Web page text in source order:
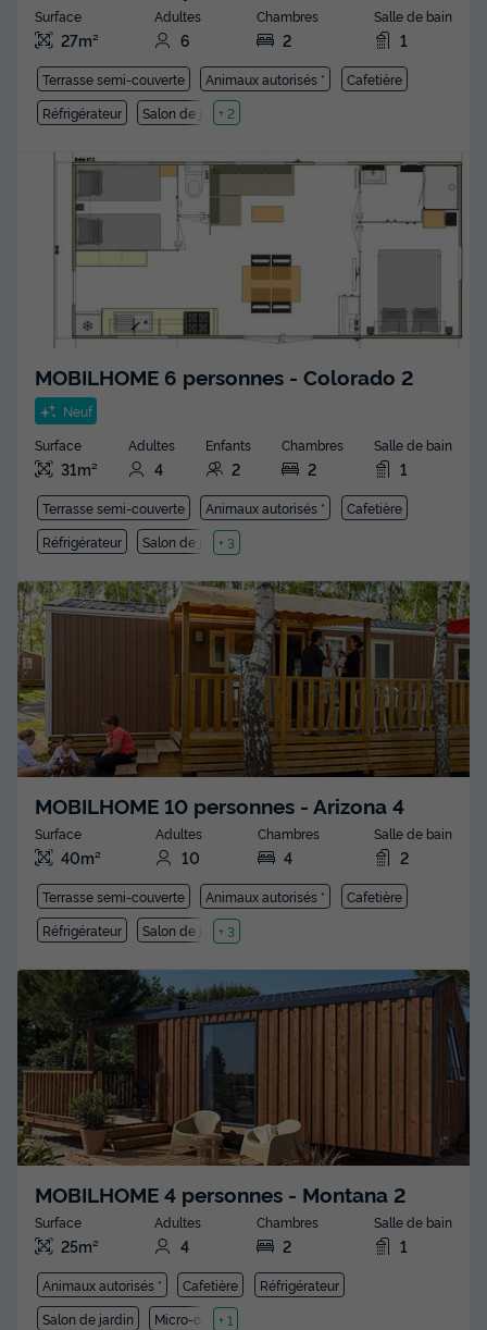
Surface
27m²
Adultes
6
Chambres
2
Salle de bain
1
Terrasse semi-couverte Animaux autorisés *
Cafetière
Réfrigérateur
Salon de jardin
+ 2
MOBILHOME 6 personnes - Colorado 2
Neuf
Surface
31m²
Adultes
4
Enfants
2
Chambres
2
Salle de bain
1
Terrasse semi-couverte Animaux autorisés *
Cafetière
Réfrigérateur
Salon de jardin
+ 3
MOBILHOME 10 personnes - Arizona 4
Surface
40m²
Adultes
10
Chambres
4
Salle de bain
2
Terrasse semi-couverte Animaux autorisés *
Cafetière
Réfrigérateur
Salon de jardin
+ 3
MOBILHOME 4 personnes - Montana 2
Surface
25m²
Adultes
4
Chambres
2
Salle de bain
1
Animaux autorisés * Cafetière
Réfrigérateur
Salon de jardin
Micro-ondes
+ 1